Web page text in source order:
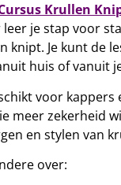
Krullen
je stap voor
knipt. Je kunt de
huis of vanuit
voor kappers
meer zekerheid
en stylen van
over: